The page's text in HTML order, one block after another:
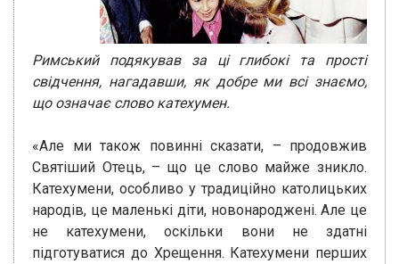
Римський подякував за ці глибокі та прості
свідчення, нагадавши, як добре ми всі знаємо,
що означає слово катехумен.
«Але ми також повинні сказати, – продовжив
Святіший Отець, – що це слово майже зникло.
Катехумени, особливо у традиційно католицьких
народів, це маленькі діти, новонароджені. Але це
не катехумени, оскільки вони не здатні
підготуватися до Хрещення. Катехумени перших